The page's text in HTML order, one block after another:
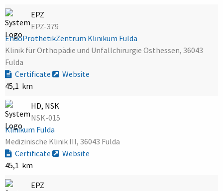
EPZ
EPZ-379
EndoProthetikZentrum Klinikum Fulda
Klinik für Orthopädie und Unfallchirurgie Osthessen, 36043
Fulda
Certificate
Website
45,1 km
HD, NSK
NSK-015
Klinikum Fulda
Medizinische Klinik III, 36043 Fulda
Certificate
Website
45,1 km
EPZ